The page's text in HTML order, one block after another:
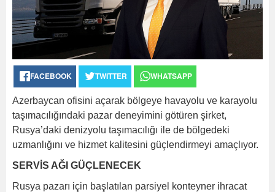
FACEBOOK TWITTER WHATSAPP
Azerbaycan ofisini açarak bölgeye havayolu ve karayolu
taşımacılığındaki pazar deneyimini götüren şirket,
Rusya’daki denizyolu taşımacılığı ile de bölgedeki
uzmanlığını ve hizmet kalitesini güçlendirmeyi amaçlıyor.
SERVİS AĞI GÜÇLENECEK
Rusya pazarı için başlatılan parsiyel konteyner ihracat